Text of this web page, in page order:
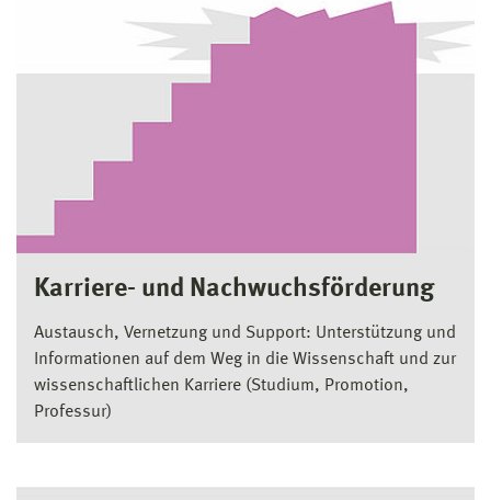
Karriere- und Nachwuchsförderung
Austausch, Vernetzung und Support: Unterstützung und
Informationen auf dem Weg in die Wissenschaft und zur
wissenschaftlichen Karriere (Studium, Promotion,
Professur)